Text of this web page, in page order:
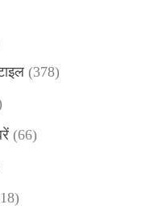
(378)
(66)